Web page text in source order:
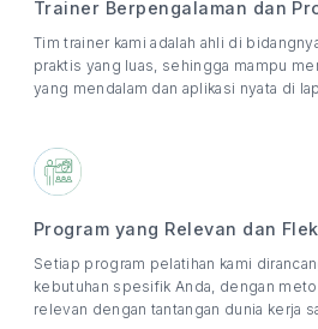
Trainer Berpengalaman dan
Tim trainer kami adalah ahli di
praktis yang luas, sehingga mampu
yang mendalam dan aplikasi nyata di
Program yang Relevan dan
Setiap program pelatihan kami
kebutuhan spesifik Anda, dengan
relevan dengan tantangan dunia kerja